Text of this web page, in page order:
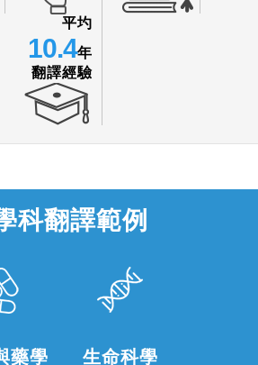
平圴
10.4年
翻譯經驗
科翻譯範例
藥學 生命科學